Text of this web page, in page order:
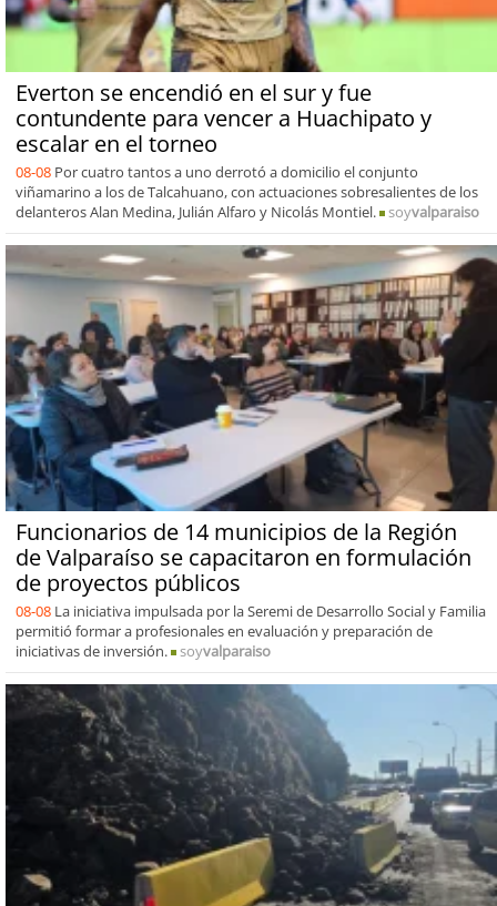
Everton se encendió en el sur y fue
contundente para vencer a Huachipato y
escalar en el torneo
08-08 Por cuatro tantos a uno derrotó a domicilio el conjunto
viñamarino a los de Talcahuano, con actuaciones sobresalientes de los
delanteros Alan Medina, Julián Alfaro y Nicolás Montiel.
soyvalparaiso
Funcionarios de 14 municipios de la Región
de Valparaíso se capacitaron en formulación
de proyectos públicos
08-08 La iniciativa impulsada por la Seremi de Desarrollo Social y Familia
permitió formar a profesionales en evaluación y preparación de
iniciativas de inversión.
soyvalparaiso